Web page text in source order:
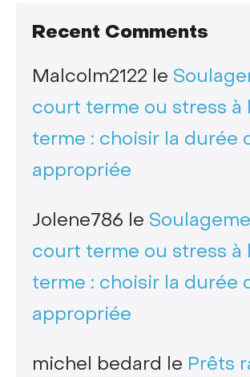
Recent Comments
Malcolm2122 le
court terme ou stress à
terme : choisir la durée
appropriée
Jolene786 le
court terme ou stress à
terme : choisir la durée
appropriée
michel bedard le Prêts